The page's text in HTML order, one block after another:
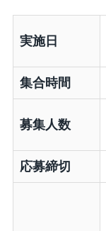
実施日
集合時間
募集人数
応募締切